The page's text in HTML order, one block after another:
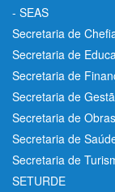
- SEAS
Secretaria de
Secretaria de
Secretaria de
Secretaria de
Secretaria de
Secretaria de
Secretaria de
SETURDE